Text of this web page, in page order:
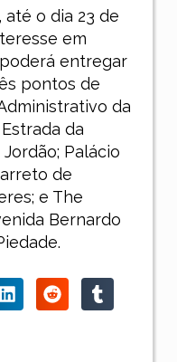
até o dia 23 de
em
entregar
pontos de
da
da
Palácio
de
e The
Bernardo